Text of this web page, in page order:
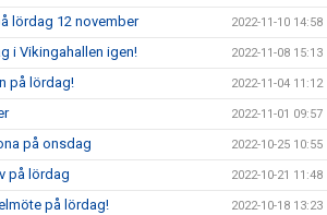
lördag 12 november 2022-11-10 14:58
i Vikingahallen igen! 2022-11-08 15:13
på lördag! 2022-11-04 11:12
2022-11-01 09:57
på onsdag 2022-10-25 10:55
på lördag 2022-10-21 11:48
på lördag! 2022-10-18 13:23